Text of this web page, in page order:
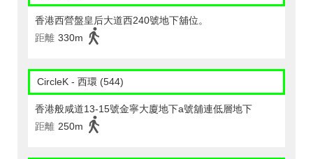
香港西營盤皇后大道西240號地下舖位。
距離 330m
CircleK - 西環 (544)
香港般咸道13-15號金寧大廈地下a號舖連低層地下
距離 250m